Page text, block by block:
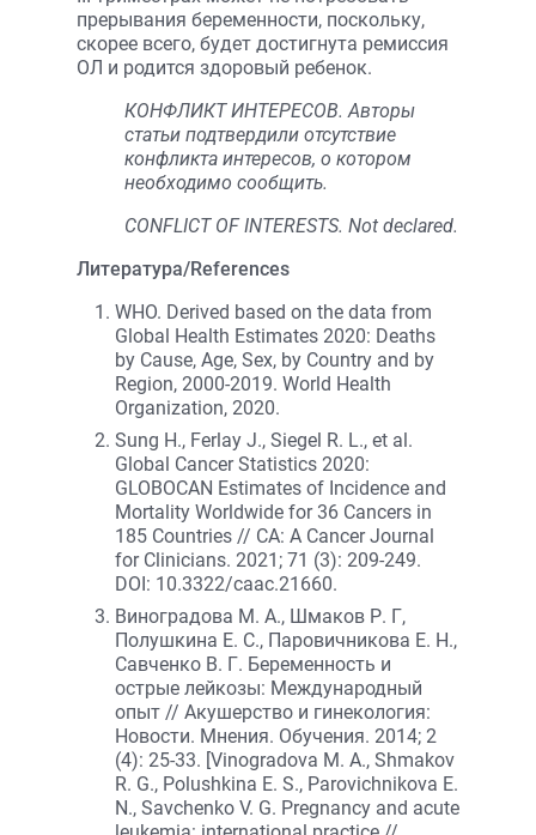
прерывания беременности, поскольку,
скорее всего, будет достигнута ремиссия
ОЛ и родится здоровый ребенок.
КОНФЛИКТ ИНТЕРЕСОВ. Авторы
статьи подтвердили отсутствие
конфликта интересов, о котором
необходимо сообщить.
CONFLICT OF INTERESTS. Not declared.
Литература/References
WHO. Derived based on the data from
Global Health Estimates 2020: Deaths
by Cause, Age, Sex, by Country and by
Region, 2000-2019. World Health
Organization, 2020.
Sung H., Ferlay J., Siegel R. L., et al.
Global Cancer Statistics 2020:
GLOBOCAN Estimates of Incidence and
Mortality Worldwide for 36 Cancers in
185 Countries // CA: A Cancer Journal
for Clinicians. 2021; 71 (3): 209-249.
DOI: 10.3322/caac.21660.
Виноградова М. А., Шмаков Р. Г,
Полушкина Е. С., Паровичникова Е. Н.,
Савченко В. Г. Беременность и
острые лейкозы: Международный
опыт // Акушерство и гинекология:
Новости. Мнения. Обучения. 2014; 2
(4): 25-33. [Vinogradova M. A., Shmakov
R. G., Polushkina E. S., Parovichnikova E.
N., Savchenko V. G. Pregnancy and acute